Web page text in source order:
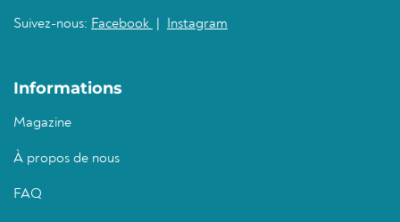
Suivez-nous: Facebook Instagram
Informations
Magazine
À propos de nous
FAQ